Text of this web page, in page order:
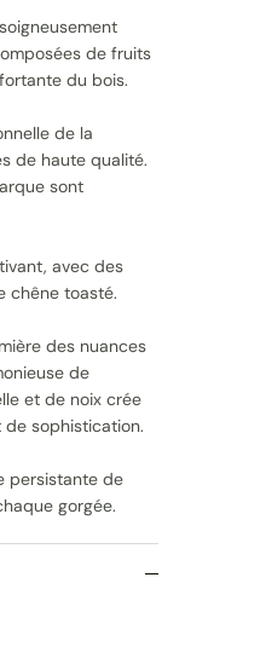
de fruits
du bois.
de la
de haute qualité.
sont
avec des
chêne toasté.
des nuances
de
et de noix crée
sophistication.
persistante de
gorgée.